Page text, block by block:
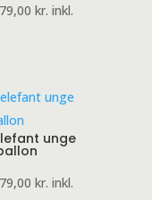
kr. Prisinterval:
inkl.
unge
kr. Prisinterval:
inkl.